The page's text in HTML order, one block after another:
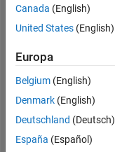
Mai
1
Antwort
Aktualisiert
19 Mai
2021
Ansichten
Canada (English)
United States (English)
Europa
Belgium (English)
Denmark (English)
Deutschland (Deutsch)
España (Español)